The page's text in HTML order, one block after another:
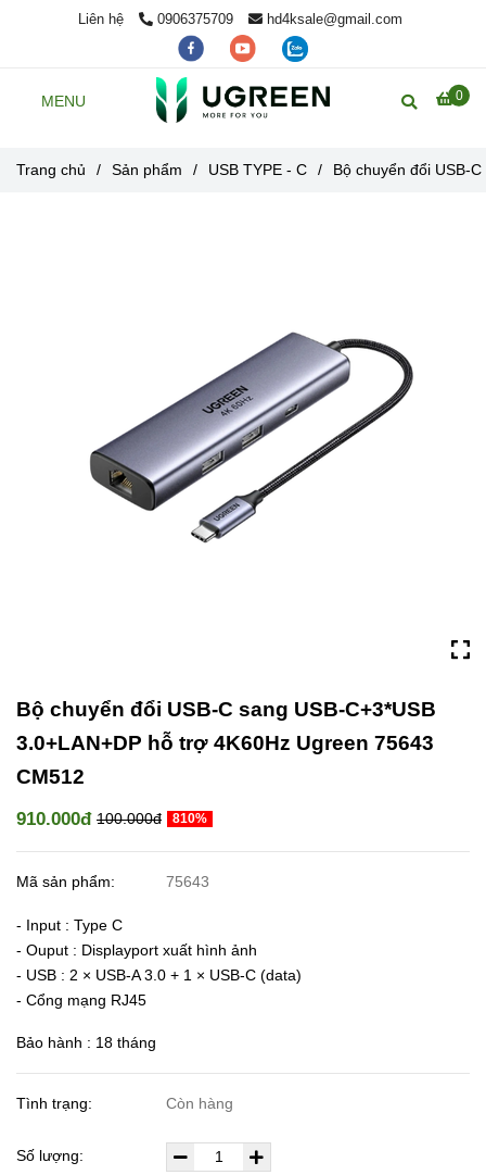
Liên hệ 0906375709 hd4ksale@gmail.com
0
MENU
Trang chủ / Sản phẩm / USB TYPE - C / Bộ chuyển đổi USB-
Bộ chuyển đổi USB-C sang USB-C+3*USB
3.0+LAN+DP hỗ trợ 4K60Hz Ugreen 75643
CM512
910.000đ 100.000đ 810%
Mã sản phẩm: 75643
- Input : Type C
- Ouput : Displayport xuất hình ảnh
- USB : 2 × USB-A 3.0 + 1 × USB-C (data)
- Cổng mạng RJ45
Bảo hành : 18 tháng
Tình trạng: Còn hàng
Số lượng: